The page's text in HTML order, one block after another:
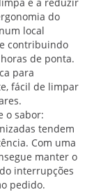
do
local
contribuindo
de ponta.
para
fácil de limpar
o sabor:
tendem
Com uma
manter o
interrupções
pedido.